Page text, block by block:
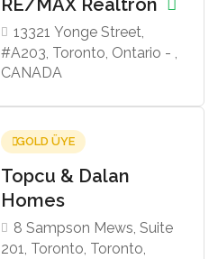
RE/MAX Realtron
13321 Yonge Street,
#A203, Toronto, Ontario - ,
CANADA
GOLD ÜYE
Topcu & Dalan
Homes
8 Sampson Mews, Suite
201, Toronto, Toronto,